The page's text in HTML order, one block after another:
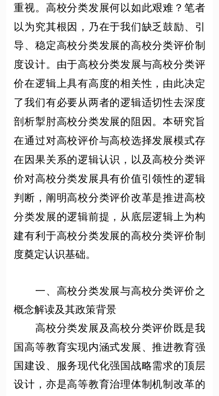
重视。高校分类发展何以如此艰难？笔者
以为究其根因，乃在于我们缺乏鼓励、引
导、稳定高校分类发展的高校分类评价制
度设计。由于高校分类发展与高校分类评
价在逻辑上具有高度的相关性，由此决定
了我们有必要从两者的逻辑适切性去深度
剖析掣肘高校分类发展的阻因。本研究旨
在通过对高校评价与高校选择发展模式存
在因果关系的逻辑认识，以及高校分类评
价对高校分类发展具有价值引领性的逻辑
判断，阐明高校分类评价改革是推进高校
分类发展的逻辑前提，从底层逻辑上为构
建有利于高校分类发展的高校分类评价制
度奠定认识基础。
一、高校分类发展与高校分类评价之
概念解读及其政策背景
高校分类发展及高校分类评价既是我
国高等教育实现内涵式发展、推进教育强
国建设、服务现代化强国战略需求的顶层
设计，亦是高等教育治理体制机制改革的